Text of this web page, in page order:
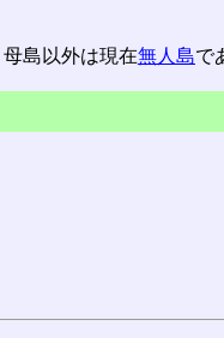
島以外は現在無人島で